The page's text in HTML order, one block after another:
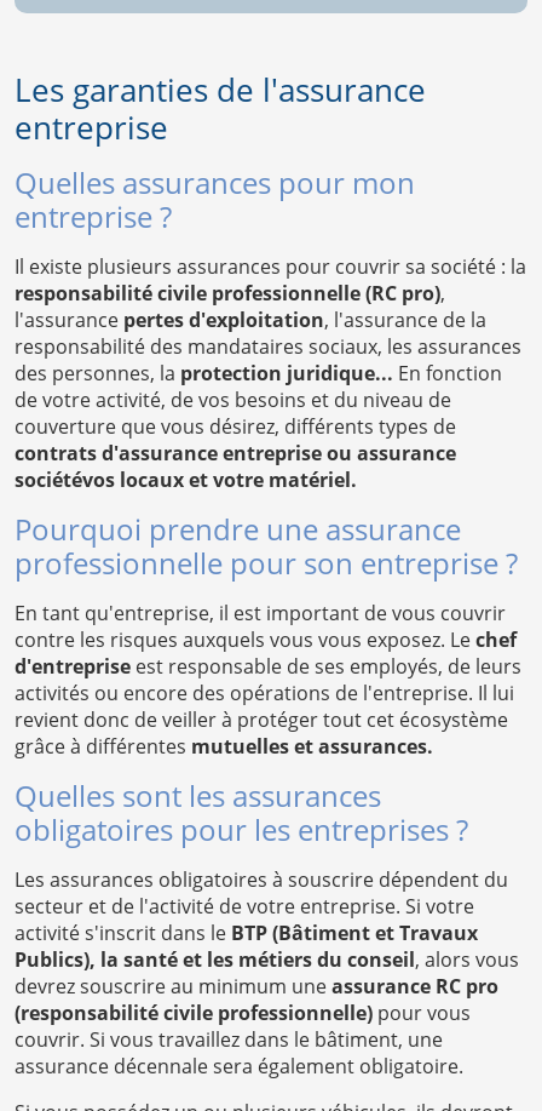
Les garanties de l'assurance
entreprise
Quelles assurances pour mon
entreprise ?
Il existe plusieurs assurances pour couvrir sa société : la
responsabilité civile professionnelle (RC pro),
l'assurance pertes d'exploitation, l'assurance de la
responsabilité des mandataires sociaux, les assurances
des personnes, la protection juridique... En fonction
de votre activité, de vos besoins et du niveau de
couverture que vous désirez, différents types de
contrats d'assurance entreprise ou assurance
sociétévos locaux et votre matériel.
Pourquoi prendre une assurance
professionnelle pour son entreprise ?
En tant qu'entreprise, il est important de vous couvrir
contre les risques auxquels vous vous exposez. Lechef
d'entreprise est responsable de ses employés, de leurs
activités ou encore des opérations de l'entreprise. Il lui
revient donc de veiller à protéger tout cet écosystème
grâce à différentes mutuelles et assurances.
Quelles sont les assurances
obligatoires pour les entreprises ?
Les assurances obligatoires à souscrire dépendent du
secteur et de l'activité de votre entreprise. Si votre
activité s'inscrit dans le BTP (Bâtiment et Travaux
Publics), la santé et les métiers du conseil, alors vous
devrez souscrire au minimum uneassurance RC pro
(responsabilité civile professionnelle) pour vous
couvrir. Si vous travaillez dans le bâtiment, une
assurance décennale sera également obligatoire.